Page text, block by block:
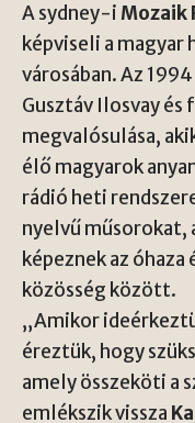
A sydney-iMozaik
képviseli a
városában. Az
Gusztáv Ilosvay és
megvalósulása,
élő magyarok
rádió heti
nyelvű
képeznek az
közösség között.
„Amikor
éreztük, hogy
amely összeköti a
emlékszik vissza